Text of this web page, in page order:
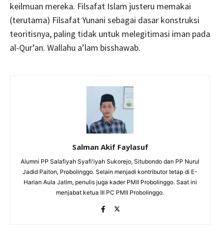
keilmuan mereka. Filsafat Islam justeru memakai
(terutama) Filsafat Yunani sebagai dasar konstruksi
teoritisnya, paling tidak untuk melegitimasi iman pada
al-Qur’an. Wallahu a’lam bisshawab.
Salman Akif Faylasuf
Alumni PP Salafiyah Syafi'iyah Sukorejo, Situbondo dan PP Nurul
Jadid Paiton, Probolinggo. Selain menjadi kontributor tetap di E-
Harian Aula Jatim, penulis juga kader PMII Probolinggo. Saat ini
menjabat ketua III PC PMII Probolinggo.